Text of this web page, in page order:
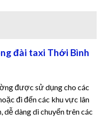
đài taxi Thới Bình
được sử dụng cho các
đi đến các khu vực lân
dễ dàng di chuyển trên các